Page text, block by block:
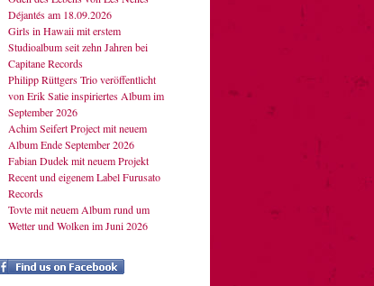
Déjantés am 18.09.2026
Girls in Hawaii mit erstem
Studioalbum seit zehn Jahren bei
Capitane Records
Philipp Rüttgers Trio veröffentlicht
von Erik Satie inspiriertes Album im
September 2026
Achim Seifert Project mit neuem
Album Ende September 2026
Fabian Dudek mit neuem Projekt
Recent und eigenem Label Furusato
Records
Tovte mit neuem Album rund um
Wetter und Wolken im Juni 2026